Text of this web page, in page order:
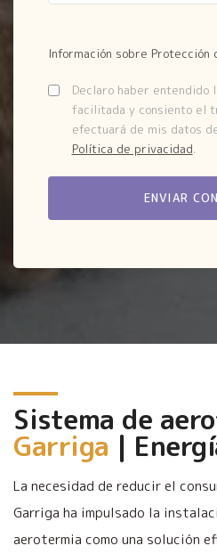
Información sobre Protección
Declaro haber entendido
facilitada y consiento el
efectuará de mis datos
Política de privacidad.
Sistema de
Garriga |
La necesidad de reducir el
Garriga ha impulsado la
aerotermia como una solución